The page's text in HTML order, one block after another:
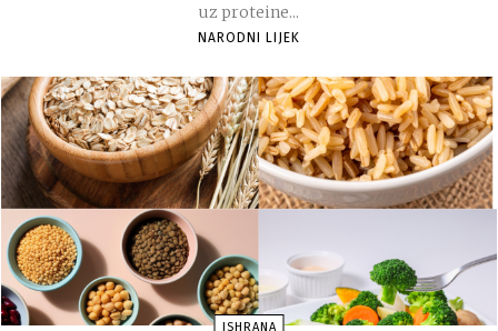
uz proteine...
NARODNI LIJEK
ISHRANA